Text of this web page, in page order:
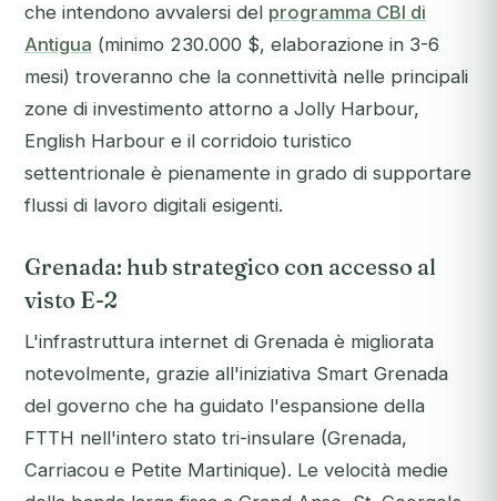
che intendono avvalersi del programma CBI di
Antigua (minimo 230.000 $, elaborazione in 3-6
mesi) troveranno che la connettività nelle principali
zone di investimento attorno a Jolly Harbour,
English Harbour e il corridoio turistico
settentrionale è pienamente in grado di supportare
flussi di lavoro digitali esigenti.
Grenada: hub strategico con accesso al
visto E-2
L'infrastruttura internet di Grenada è migliorata
notevolmente, grazie all'iniziativa Smart Grenada
del governo che ha guidato l'espansione della
FTTH nell'intero stato tri-insulare (Grenada,
Carriacou e Petite Martinique). Le velocità medie